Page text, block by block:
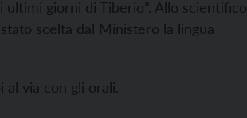
giorni di Tiberio”. Allo scientifico
scelta dal Ministero la lingua
al via con gli orali.